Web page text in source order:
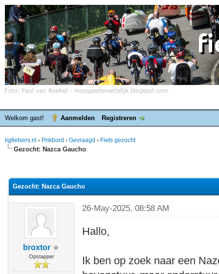
Welkom gast! Aanmelden Registreren
ligfietsers.nl › Prikbord › Gevraagd › Fiets gezocht
Gezocht: Nazca Gaucho
Gezocht: Nazca Gaucho
broxtor
Opstapper
26-May-2025, 08:58 AM
Hallo,
Ik ben op zoek naar een